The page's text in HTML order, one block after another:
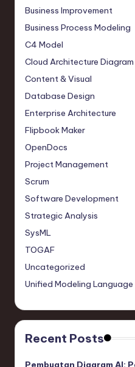
Business Improvement
Business Process Modeling
C4 Model
Cloud Architecture Diagram
Content & Visual
Database Design
Enterprise Architecture
Flipbook Maker
OpenDocs
Project Management
Scrum
Software Development
Strategic Analysis
SysML
TOGAF
Uncategorized
Unified Modeling Language
Recent Posts
Pembuatan Diagram AI: